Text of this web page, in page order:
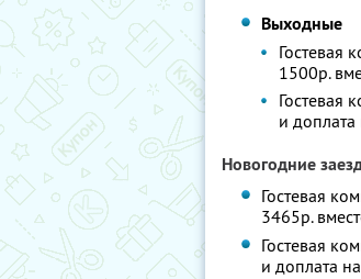
Выходные
Гостевая
1500р.
Гостевая
и
Новогодние
Гостевая
3465р.
Гостевая
и доплата